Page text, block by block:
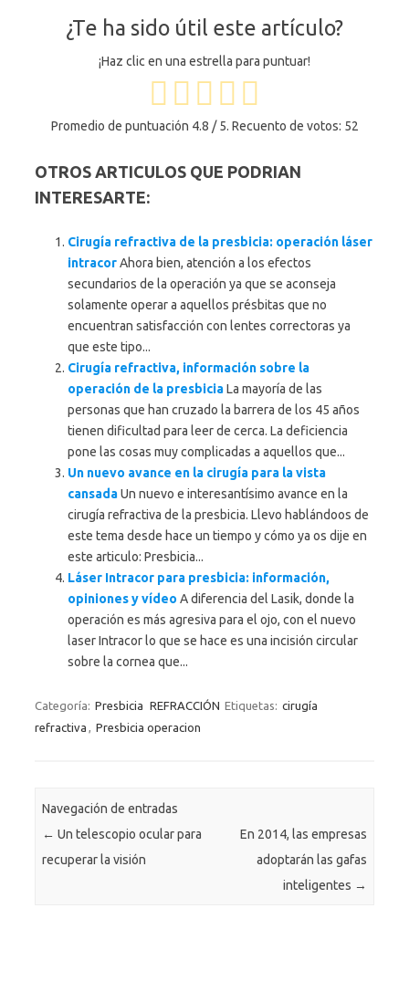
¿Te ha sido útil este artículo?
¡Haz clic en una estrella para puntuar!
Promedio de puntuación 4.8 / 5. Recuento de votos: 52
OTROS ARTICULOS QUE PODRIAN
INTERESARTE:
Cirugía refractiva de la presbicia: operación láser
intracorAhora bien, atención a los efectos
secundarios de la operación ya que se aconseja
solamente operar a aquellos présbitas que no
encuentran satisfacción con lentes correctoras ya
que este tipo...
Cirugía refractiva, información sobre la
operación de la presbiciaLa mayoría de las
personas que han cruzado la barrera de los 45 años
tienen dificultad para leer de cerca. La deficiencia
pone las cosas muy complicadas a aquellos que...
Un nuevo avance en la cirugía para la vista
cansadaUn nuevo e interesantísimo avance en la
cirugía refractiva de la presbicia. Llevo hablándoos de
este tema desde hace un tiempo y cómo ya os dije en
este articulo: Presbicia...
Láser Intracor para presbicia: información,
opiniones y vídeo A diferencia del Lasik, donde la
operación es más agresiva para el ojo, con el nuevo
laser Intracor lo que se hace es una incisión circular
sobre la cornea que...
Categoría: Presbicia REFRACCIÓN Etiquetas: cirugía
refractiva , Presbicia operacion
Navegación de entradas
← Un telescopio ocular para
recuperar la visión
En 2014, las empresas
adoptarán las gafas
inteligentes →